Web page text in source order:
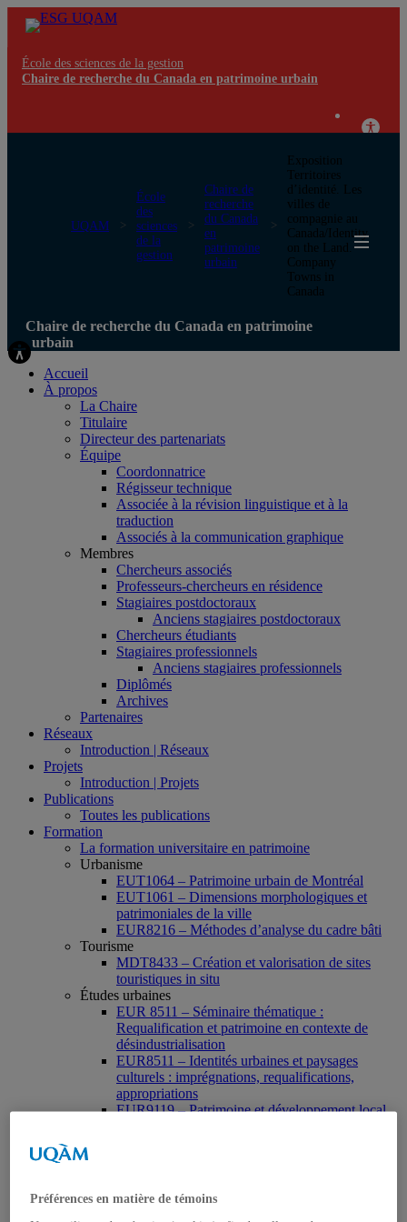
École des sciences de la gestion
Chaire de recherche du Canada en patrimoine urbain
UQAM
École
des
sciences
de la
gestion
Chaire de
recherche
du Canada
en
patrimoine
urbain
Exposition
Territoires
d’identité. Les
villes de
compagnie au
Canada/Identity
on the Land.
Company
Towns in
Canada
Chaire de recherche du Canada en patrimoine
urbain
Accueil
À propos
La Chaire
Titulaire
Directeur des partenariats
Équipe
Coordonnatrice
Régisseur technique
Associée à la révision linguistique et à la
traduction
Associés à la communication graphique
Membres
Chercheurs associés
Professeurs-chercheurs en résidence
Stagiaires postdoctoraux
Anciens stagiaires postdoctoraux
Chercheurs étudiants
Stagiaires professionnels
Anciens stagiaires professionnels
Diplômés
Archives
Partenaires
Réseaux
Introduction | Réseaux
Projets
Introduction | Projets
Publications
Toutes les publications
Formation
La formation universitaire en patrimoine
Urbanisme
EUT1064 – Patrimoine urbain de Montréal
EUT1061 – Dimensions morphologiques et
patrimoniales de la ville
EUR8216 – Méthodes d’analyse du cadre bâti
Tourisme
MDT8433 – Création et valorisation de sites
touristiques in situ
Études urbaines
EUR 8511 – Séminaire thématique :
Requalification et patrimoine en contexte de
désindustrialisation
EUR8511 – Identités urbaines et paysages
culturels : imprégnations, requalifications,
appropriations
EUR9119 – Patrimoine et développement local
EUR9118 – Patrimonialisation et représentations
patrimoniales en milieu urbain
Préférences en matière de témoins